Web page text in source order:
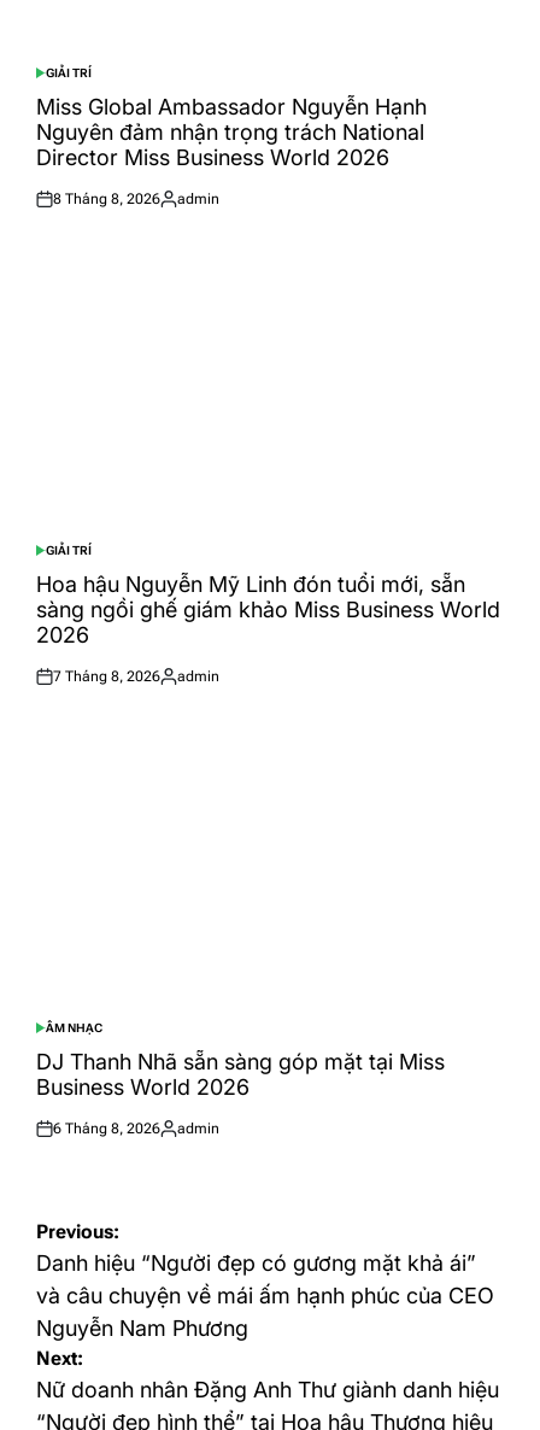
POSTED
IN
GIẢI TRÍ
Miss Global Ambassador Nguyễn Hạnh
Nguyên đảm nhận trọng trách National
Director Miss Business World 2026
Posted
8 Tháng 8, 2026
Posted
admin
POSTED
IN
GIẢI TRÍ
Hoa hậu Nguyễn Mỹ Linh đón tuổi mới, sẵn
sàng ngồi ghế giám khảo Miss Business World
2026
Posted
7 Tháng 8, 2026
Posted
admin
POSTED
IN
ÂM NHẠC
DJ Thanh Nhã sẵn sàng góp mặt tại Miss
Business World 2026
Posted
6 Tháng 8, 2026
Posted
admin
Điều
hướng
bài
viết
Previous:
Danh hiệu “Người đẹp có gương mặt khả ái”
và câu chuyện về mái ấm hạnh phúc của CEO
Nguyễn Nam Phương
Next:
Nữ doanh nhân Đặng Anh Thư giành danh hiệu
“Người đẹp hình thể” tại Hoa hậu Thương hiệu